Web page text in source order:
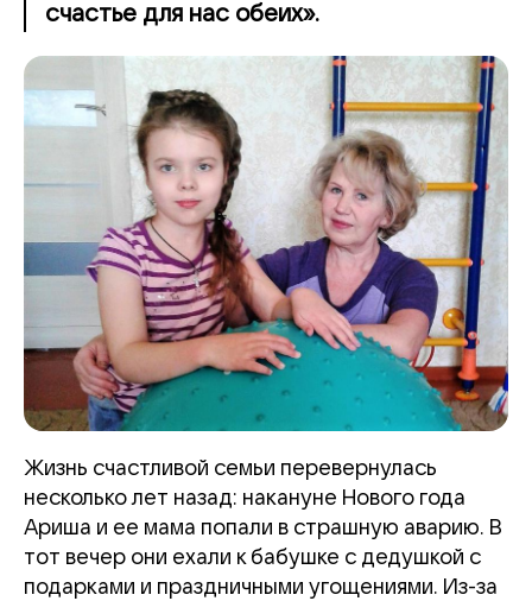
счастье для нас обеих».
Жизнь счастливой семьи перевернулась
несколько лет назад: накануне Нового года
Ариша и ее мама попали в страшную аварию. В
тот вечер они ехали к бабушке с дедушкой с
подарками и праздничными угощениями. Из-за